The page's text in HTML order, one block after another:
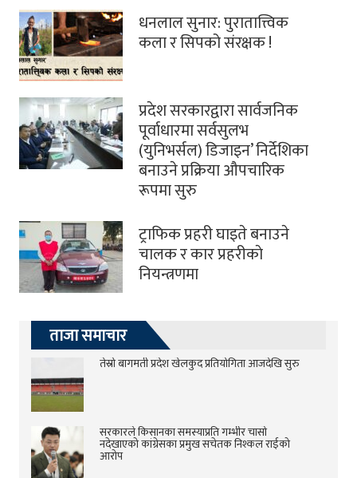
धनलाल सुनार: पुरातात्त्विक
कला र सिपको संरक्षक !
प्रदेश सरकारद्वारा सार्वजनिक
पूर्वाधारमा सर्वसुलभ
(युनिभर्सल) डिजाइन’ निर्देशिका
बनाउने प्रक्रिया औपचारिक
रूपमा सुरु
ट्राफिक प्रहरी घाइते बनाउने
चालक र कार प्रहरीकाे
नियन्त्रणमा
ताजा समाचार
तेस्रो बागमती प्रदेश खेलकुद प्रतियोगिता आजदेखि सुरु
सरकारले किसानका समस्याप्रति गम्भीर चासो
नदेखाएको कांग्रेसका प्रमुख सचेतक निश्कल राईको
आरोप